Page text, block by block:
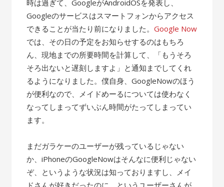
時は過ぎて、GoogleがAndroidOSを発表し、
Googleのサービスはスマートフォンからアクセス
できることが当たり前になりました。Google Now
では、その日の予定をお知らせするのはもちろ
ん、現地までの所要時間を計算して、「もうそろ
そろ出ないと遅刻しますよ」と通知までしてくれ
るようになりました。僕自身、GoogleNowのほう
が便利なので、メイドめーるについては使わなく
なってしまってずいぶん時間がたってしまってい
ます。
まだガラケーのユーザーが残っているじゃない
か、iPhoneのGoogleNowはそんなに便利じゃない
ぞ、というような状況は知っておりますし、メイ
ドさんが好きだったのに、というユーザーさんが